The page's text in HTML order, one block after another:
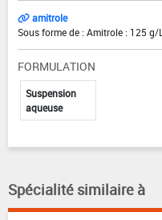
amitrole
Sous forme de : Amitrole : 125 g/L
FORMULATION
Suspension
aqueuse
Spécialité similaire à